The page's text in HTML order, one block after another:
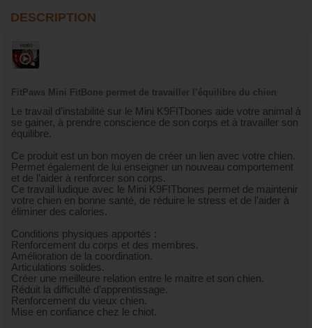
DESCRIPTION
FitPaws Mini FitBone permet de travailler l’équilibre du chien
Le travail d’instabilité sur le Mini K9FITbones aide votre animal à
se gainer, à prendre conscience de son corps et à travailler son
équilibre.
Ce produit est un bon moyen de créer un lien avec votre chien.
Permet également de lui enseigner un nouveau comportement
et de l’aider à renforcer son corps.
Ce travail ludique avec le Mini K9FITbones permet de maintenir
votre chien en bonne santé, de réduire le stress et de l’aider à
éliminer des calories.
Conditions physiques apportés :
Renforcement du corps et des membres.
Amélioration de la coordination.
Articulations solides.
Créer une meilleure relation entre le maitre et son chien.
Réduit la difficulté d’apprentissage.
Renforcement du vieux chien.
Mise en confiance chez le chiot.